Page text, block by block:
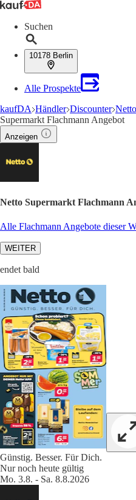
Suchen
10178 Berlin
Alle Prospekte
kaufDA Händler Discounter
Supermarkt Flachmann Angebot
Anzeigen
Netto Supermarkt Flachmann
Alle Flachmann Angebote dieser
WEITER
endet bald
Günstig. Besser. Für Dich.
Nur noch heute gültig
Mo. 3.8. - Sa. 8.8.2026